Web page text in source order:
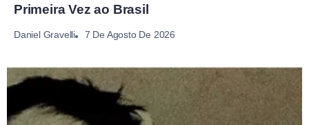
Primeira Vez ao Brasil
Daniel Gravelli 7 De Agosto De 2026